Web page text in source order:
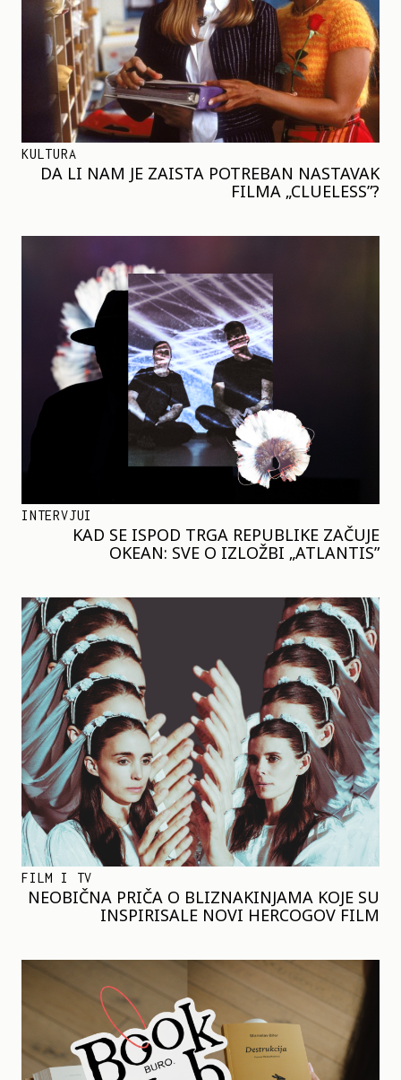
KULTURA
DA LI NAM JE ZAISTA POTREBAN NASTAVAK
FILMA „CLUELESS”?
INTERVJUI
KAD SE ISPOD TRGA REPUBLIKE ZAČUJE
OKEAN: SVE O IZLOŽBI „ATLANTIS”
FILM I TV
NEOBIČNA PRIČA O BLIZNAKINJAMA KOJE SU
INSPIRISALE NOVI HERCOGOV FILM